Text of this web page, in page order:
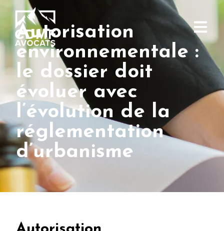
Autorisation
environnementale :
le dossier doit
évoluer avec
l’évolution de la
réglementation
d’urbanisme